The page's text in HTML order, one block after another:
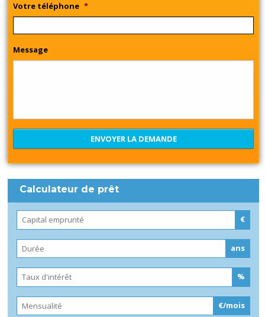
Votre téléphone *
Message
Calculateur de prêt
€
ans
%
€/mois